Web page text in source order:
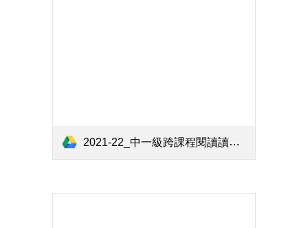
2021-22_中一級跨課程閱讀讀本.pdf